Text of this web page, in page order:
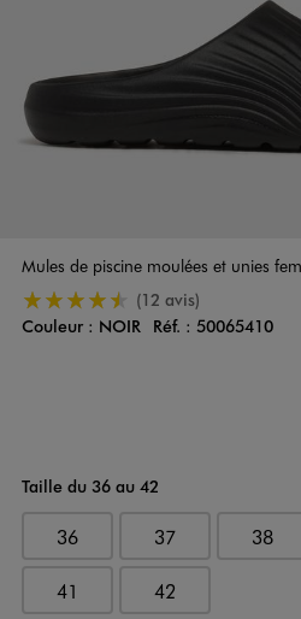
Mules de piscine moulées et unies
4.5/5 de moyenne
(12 avis)
Couleur
Couleur : NOIR Réf. : 50065410
Taille du 36 au 42
36 37 38
41 42